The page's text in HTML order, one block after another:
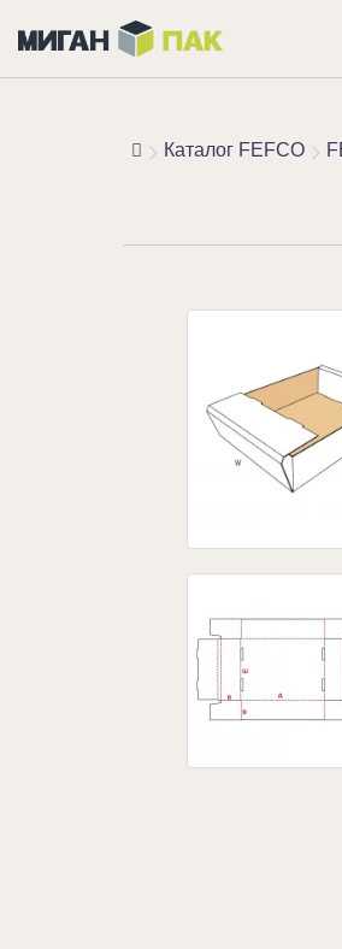
Каталог FEFCO